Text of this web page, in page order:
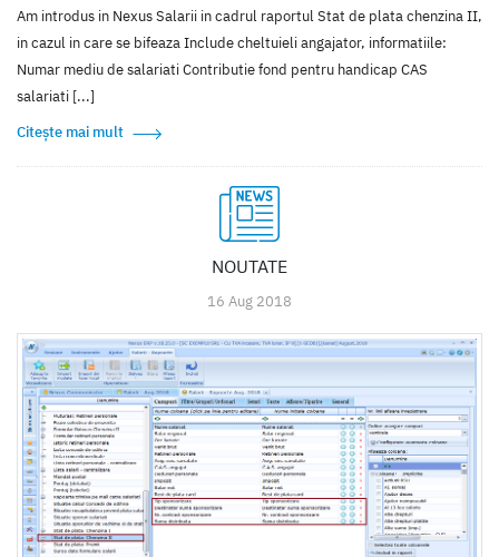
Am introdus in Nexus Salarii in cadrul raportul Stat de plata chenzina II,
in cazul in care se bifeaza Include cheltuieli angajator, informatiile:
Numar mediu de salariati Contributie fond pentru handicap CAS
salariati [...]
Citește mai mult
NOUTATE
16 Aug 2018